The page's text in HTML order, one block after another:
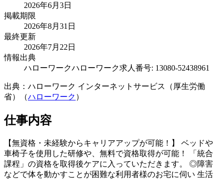
2026年6月3日
掲載期限
2026年8月31日
最終更新
2026年7月22日
情報出典
ハローワークハローワーク求人番号: 13080-52438961
出典：ハローワーク インターネットサービス（厚生労働
省）（ハローワーク ）
仕事内容
【無資格・未経験からキャリアアップが可能！】 ベッドや
車椅子を使用した研修や、無料で資格取得が可能！ 「統合
課程」の資格を取得後ケアに入っていただきます。 ◎障害
などで体を動かすことが困難な利用者様のお宅に伺い 生活